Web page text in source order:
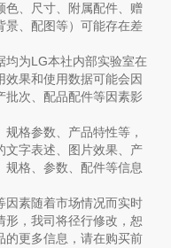
色、尺寸、附属配件、赠
景、配图等）可能存在差
均为LG本社内部实验室在
果和使用数据可能会因
批次、配品配件等因素影
格参数、产品特性等，
文字表述、图片效果、产
规格、参数、配件等信息
因素随着市场情况而实时
形，我司将径行修改，恕
的更多信息，请在购买前